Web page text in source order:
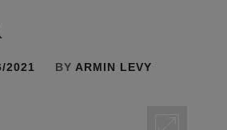
2021 BY ARMIN LEVY